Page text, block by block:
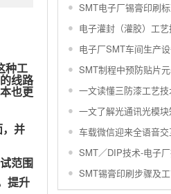
种工
线路
也更
，并
范围
提升
电子灌封（灌胶）工
一文读懂三防漆工艺
一文了解光通讯光模块
车载微信迎来全语音